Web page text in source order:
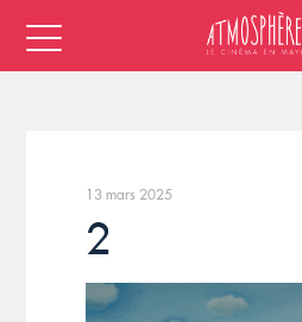
13 mars 2025
2